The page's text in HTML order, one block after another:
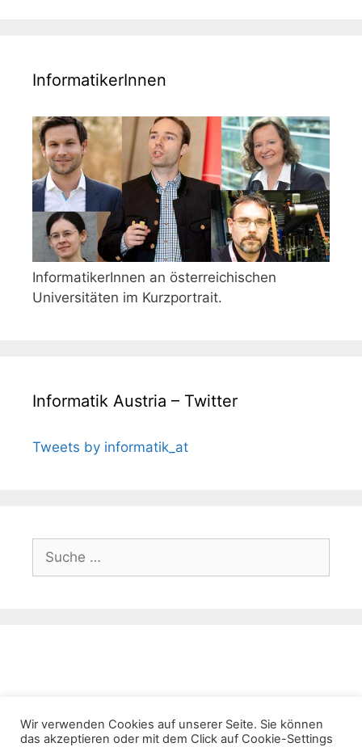
InformatikerInnen
InformatikerInnen an österreichischen
Universitäten im Kurzportrait.
Informatik Austria – Twitter
Tweets by informatik_at
Suche
nach:
Wir verwenden Cookies auf unserer Seite. Sie können
das akzeptieren oder mit dem Click auf Cookie-Settings